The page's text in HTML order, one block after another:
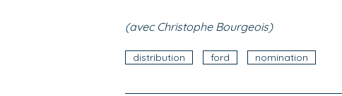
(avec Christophe Bourgeois)
distribution ford nomination